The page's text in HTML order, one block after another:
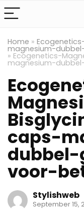
Home »
magnesium-
» Ecogenetics-
magnesium-
caps-
dubbel-
voor-
Stylishweb
September 15,